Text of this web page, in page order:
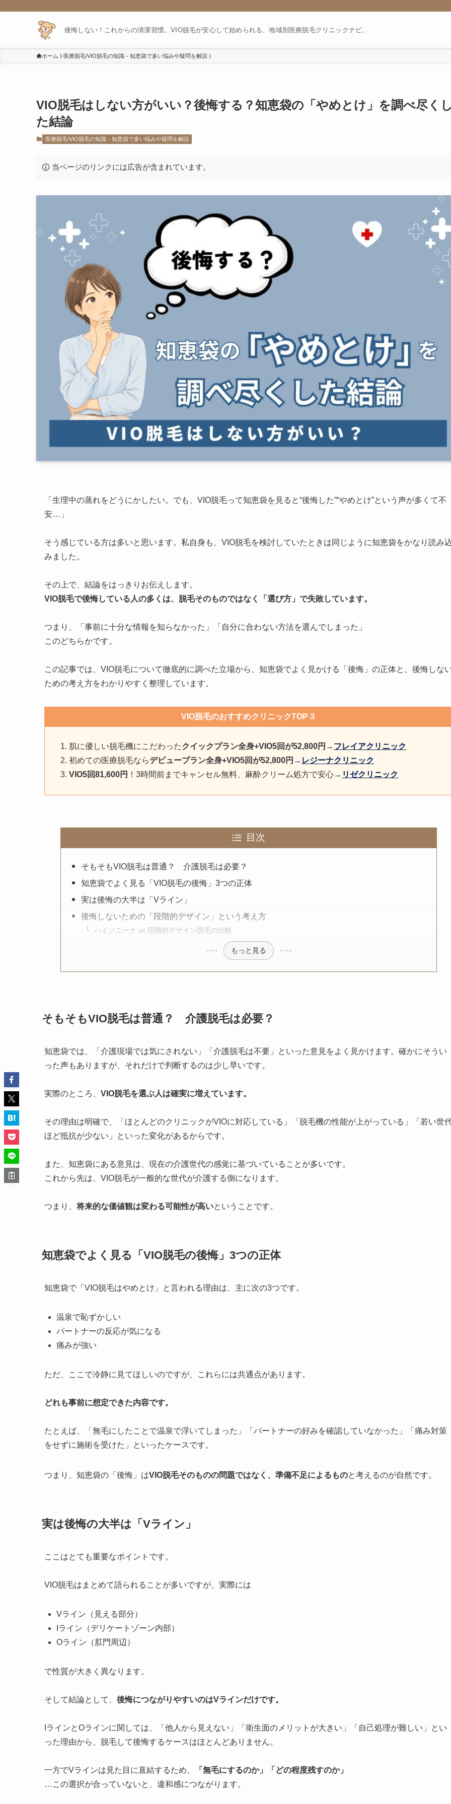
後悔しない！これからの清潔習慣。VIO脱毛が安心して始められる、地域別医療脱毛クリニックナビ。
ホーム 医療脱毛/VIO脱毛の知識－知恵袋で多い悩みや疑問を解説
VIO脱毛はしない方がいい？後悔する？知恵袋の「やめとけ」を調べ尽く
た結論
医療脱毛/VIO脱毛の知識－知恵袋で多い悩みや疑問を解説
当ページのリンクには広告が含まれています。
「生理中の蒸れをどうにかしたい。でも、VIO脱毛って知恵袋を見ると“後悔した”“やめとけ”という声が多くて不
安…」
そう感じている方は多いと思います。私自身も、VIO脱毛を検討していたときは同じように知恵袋をかなり読み
みました。
その上で、結論をはっきりお伝えします。
VIO脱毛で後悔している人の多くは、脱毛そのものではなく「選び方」で失敗しています。
つまり、「事前に十分な情報を知らなかった」「自分に合わない方法を選んでしまった」
このどちらかです。
この記事では、VIO脱毛について徹底的に調べた立場から、知恵袋でよく見かける「後悔」の正体と、後悔しな
ための考え方をわかりやすく整理しています。
VIO脱毛のおすすめクリニックTOP３
肌に優しい脱毛機にこだわったクイックプラン全身+VIO5回が52,800円 → フレイアクリニック
初めての医療脱毛ならデビュープラン全身+VIO5回が52,800円 → レジーナクリニック
VIO5回81,600円 ！3時間前までキャンセル無料、麻酔クリーム処方で安心→ リゼクリニック
目次
そもそもVIO脱毛は普通？ 介護脱毛は必要？
知恵袋でよく見る「VIO脱毛の後悔」3つの正体
実は後悔の大半は「Vライン」
後悔しないための「段階的デザイン」という考え方
ハイジニーナ vs 段階的デザイン脱毛の比較
もっと見る
そもそもVIO脱毛は普通？ 介護脱毛は必要？
知恵袋では、「介護現場では気にされない」「介護脱毛は不要」といった意見をよく見かけます。確かにそうい
った声もありますが、それだけで判断するのは少し早いです。
実際のところ、 VIO脱毛を選ぶ人は確実に増えています。
その理由は明確で、「ほとんどのクリニックがVIOに対応している」「脱毛機の性能が上がっている」「若い世
ほど抵抗が少ない」といった変化があるからです。
また、知恵袋にある意見は、現在の介護世代の感覚に基づいていることが多いです。
これから先は、VIO脱毛が一般的な世代が介護する側になります。
つまり、将来的な価値観は変わる可能性が高いということです。
知恵袋でよく見る「VIO脱毛の後悔」3つの正体
知恵袋で「VIO脱毛はやめとけ」と言われる理由は、主に次の3つです。
温泉で恥ずかしい
パートナーの反応が気になる
痛みが強い
ただ、ここで冷静に見てほしいのですが、これらには共通点があります。
どれも事前に想定できた内容です。
たとえば、「無毛にしたことで温泉で浮いてしまった」「パートナーの好みを確認していなかった」「痛み対策
をせずに施術を受けた」といったケースです。
つまり、知恵袋の「後悔」はVIO脱毛そのものの問題ではなく、準備不足によるものと考えるのが自然です。
実は後悔の大半は「Vライン」
ここはとても重要なポイントです。
VIO脱毛はまとめて語られることが多いですが、実際には
Vライン（見える部分）
Iライン（デリケートゾーン内部）
Oライン（肛門周辺）
で性質が大きく異なります。
そして結論として、 後悔につながりやすいのはVラインだけです。
IラインとOラインに関しては、「他人から見えない」「衛生面のメリットが大きい」「自己処理が難しい」とい
った理由から、脱毛して後悔するケースはほとんどありません。
一方でVラインは見た目に直結するため、
「無毛にするのか」「どの程度残すのか」
…この選択が合っていないと、違和感につながります。